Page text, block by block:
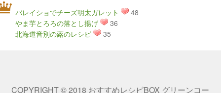
バレイショでチーズ明太ガレット
48
やま芋とろろの落とし揚げ
36
北海道音別の蕗のレシピ
35
COPYRIGHT © 2018 おすすめレシピBOX グリーンコー